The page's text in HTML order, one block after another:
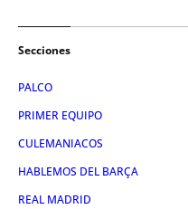
Secciones
PALCO
PRIMER EQUIPO
CULEMANIACOS
HABLEMOS DEL BARÇA
REAL MADRID